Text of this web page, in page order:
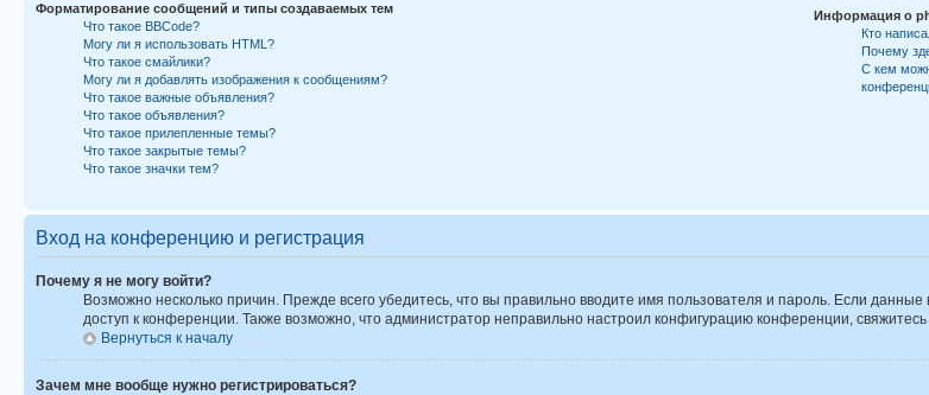
Форматирование сообщений и типы создаваемых тем
Что такое BBCode?
Могу ли я использовать HTML?
Что такое смайлики?
Могу ли я добавлять изображения к сообщениям?
Что такое важные объявления?
Что такое объявления?
Что такое прилепленные темы?
Что такое закрытые темы?
Что такое значки тем?
Информация о
Кто
Почему
С кем
Вход на конференцию и регистрация
Почему я не могу войти?
Возможно несколько причин. Прежде всего убедитесь, что вы правильно вводите имя пользователя и пароль. Если
доступ к конференции. Также возможно, что администратор неправильно настроил конфигурацию конференции,
Вернуться к началу
Зачем мне вообще нужно регистрироваться?